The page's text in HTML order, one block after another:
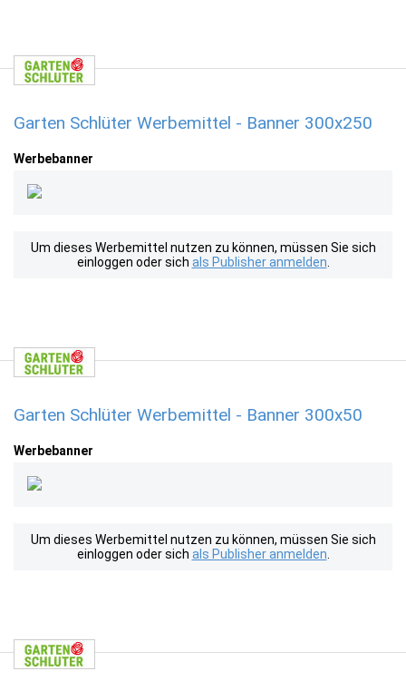
Garten Schlüter Werbemittel - Banner 300x250
Werbebanner
Um dieses Werbemittel nutzen zu können, müssen Sie sich
einloggen oder sich als Publisher anmelden
Garten Schlüter Werbemittel - Banner 300x50
Werbebanner
Um dieses Werbemittel nutzen zu können, müssen Sie sich
einloggen oder sich als Publisher anmelden